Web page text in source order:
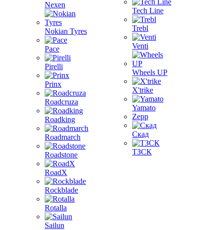
Nexen
Nokian Tyres
Pace
Pirelli
Prinx
Roadcruza
Roadking
Roadmarch
Roadstone
RoadX
Rockblade
Rotalla
Sailun
Tech Line
Trebl
Venti
Wheels UP
X'trike
Yamato
Zepp
Скад
ТЗСК